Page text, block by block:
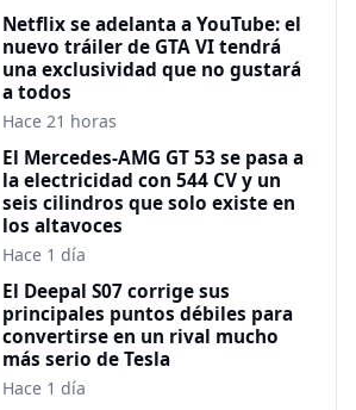
Netflix se adelanta a YouTube: el
nuevo tráiler de GTA VI tendrá
una exclusividad que no gustará
a todos
Hace 21 horas
El Mercedes-AMG GT 53 se pasa a
la electricidad con 544 CV y un
seis cilindros que solo existe en
los altavoces
Hace 1 día
El Deepal S07 corrige sus
principales puntos débiles para
convertirse en un rival mucho
más serio de Tesla
Hace 1 día